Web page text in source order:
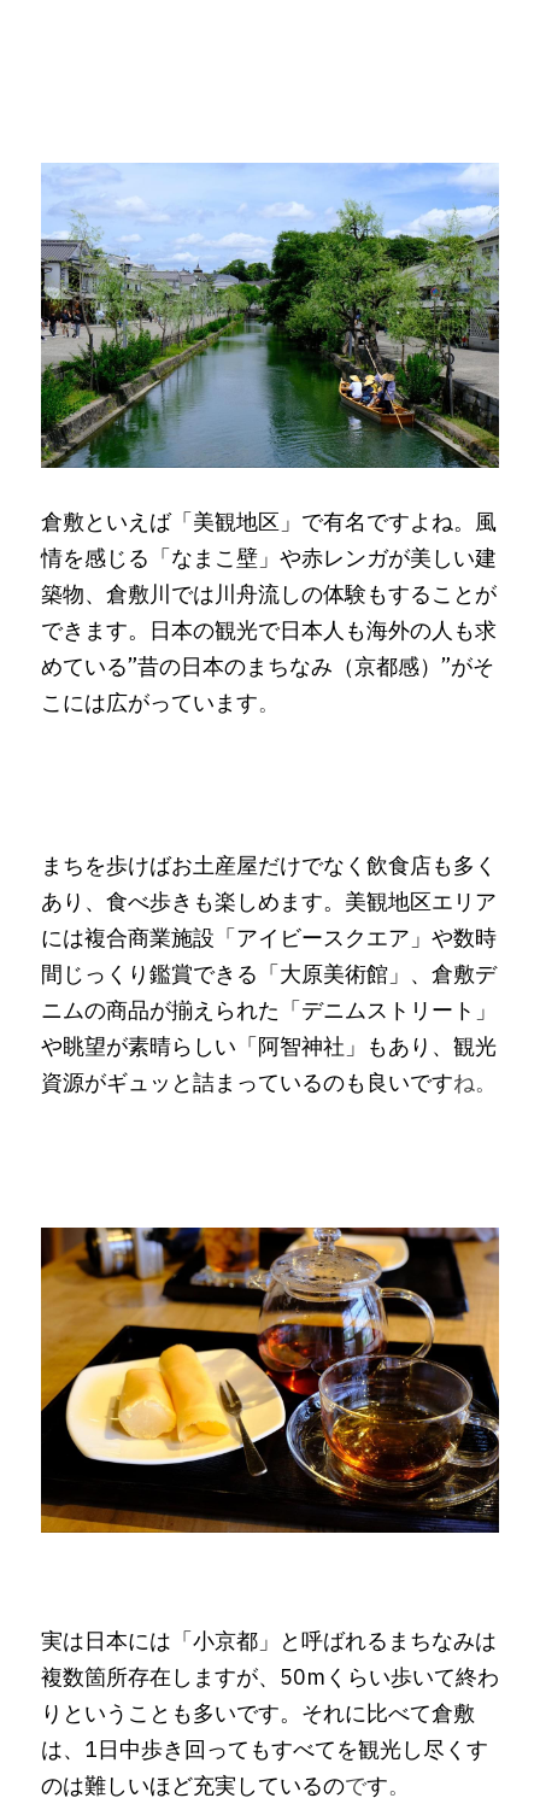
倉敷といえば「美観地区」で有名ですよね。風
情を感じる「なまこ壁」や赤レンガが美しい建
築物、倉敷川では川舟流しの体験もすることが
できます。日本の観光で日本人も海外の人も求
めている”昔の日本のまちなみ（京都感）”がそ
こには広がっています。
まちを歩けばお土産屋だけでなく飲食店も多く
あり、食べ歩きも楽しめます。美観地区エリア
には複合商業施設「アイビースクエア」や数時
間じっくり鑑賞できる「大原美術館」、倉敷デ
ニムの商品が揃えられた「デニムストリート」
や眺望が素晴らしい「阿智神社」もあり、観光
資源がギュッと詰まっているのも良いですね。
実は日本には「小京都」と呼ばれるまちなみは
複数箇所存在しますが、50mくらい歩いて終わ
りということも多いです。それに比べて倉敷
は、1日中歩き回ってもすべてを観光し尽くす
のは難しいほど充実しているのです。